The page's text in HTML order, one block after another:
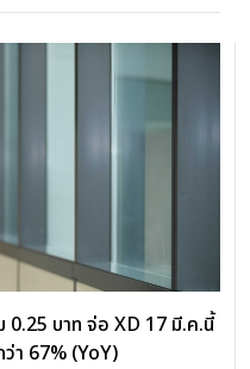
0.25 บาท จ่อ XD 17 มี.ค.นี้
ว่า 67% (YoY)